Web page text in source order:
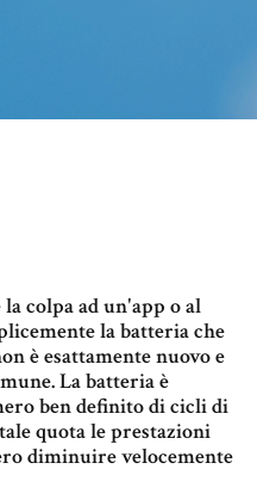
colpa ad un'app o al
la batteria che
è esattamente nuovo e
La batteria è
ben definito di cicli di
quota le prestazioni
diminuire velocemente